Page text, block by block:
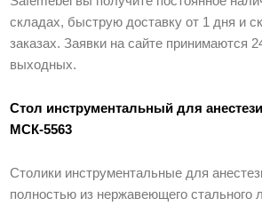
складах, быструю доставку от 1 дня и
заказах. Заявки на сайте принимаются
выходных.
Стол инструментальный для
МСК-5563
Столики инструментальные для
полностью из нержавеющего стального